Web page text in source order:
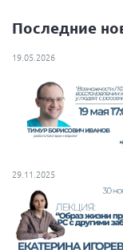
Нормативно-
"Рассеянный
ОООИБРС"
"Рассеянный
29.05.2022)
Последние
19.05.2026
29.11.2025